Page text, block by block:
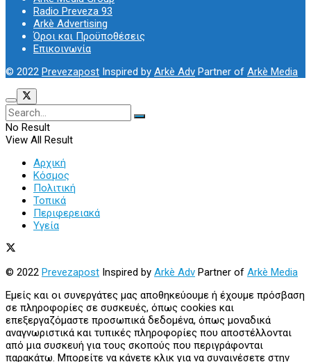
Radio Preveza 93
Arkè Advertising
Όροι και Προϋποθέσεις
Επικοινωνία
© 2022 Prevezapost Inspired by Arkè Adv Partner of Arkè Media
No Result
View All Result
Αρχική
Κόσμος
Πολιτική
Τοπικά
Περιφερειακά
Υγεία
© 2022 Prevezapost Inspired by Arkè Adv Partner of Arkè Media
Εμείς και οι συνεργάτες μας αποθηκεύουμε ή έχουμε πρόσβαση
σε πληροφορίες σε συσκευές, όπως cookies και
επεξεργαζόμαστε προσωπικά δεδομένα, όπως μοναδικά
αναγνωριστικά και τυπικές πληροφορίες που αποστέλλονται
από μια συσκευή για τους σκοπούς που περιγράφονται
παρακάτω. Μπορείτε να κάνετε κλικ για να συναινέσετε στην